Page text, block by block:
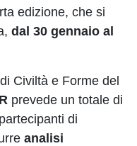
edizione, che si
dal 30 gennaio al
Civiltà e Forme del
prevede un totale di
di
analisi